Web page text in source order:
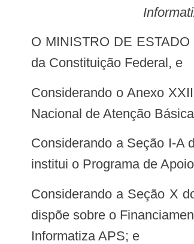
O MINISTRO DE ESTADO DA SAÚDE, no uso das atribuições que lhe conferem os incisos I e II do parágrafo único do art. 87
da Constituição Federal, e
Considerando o Anexo XXII da Portaria de Consolidação GM/MS nº 2, de 28 de setembro de 2017, que dispõe sobre a Política
Nacional de Atenção
Considerando a Seção I-A do Capítulo I do Título IV da Portaria de Consolidação GM/MS nº 5, de 28 de setembro de 2017, que
institui o Programa de
Considerando a Seção X do Capítulo II do Título II da Portaria de Consolidação GM/MS nº 6, de 28 de setembro de 2017, que
dispõe sobre o
Informatiza APS; e